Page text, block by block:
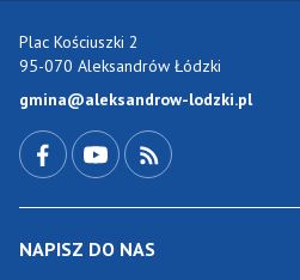
Plac Kościuszki 2
95-070 Aleksandrów Łódzki
gmina@aleksandrow-lodzki.pl
NAPISZ DO NAS